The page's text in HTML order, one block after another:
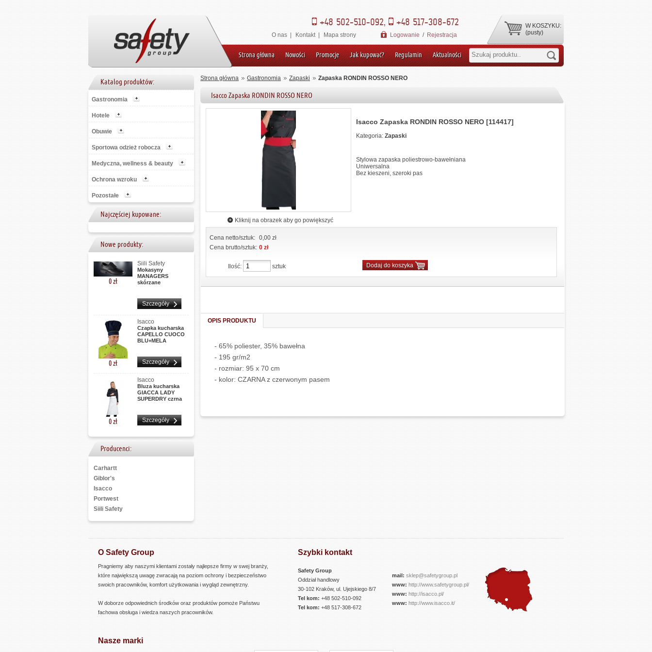
O nas Kontakt| Mapa strony
W KOSZYKU:
(pusty)
Logowanie / Rejestracja
+48 502-510-092, +48 517-308-672
Strona główna Nowości Promocje Jak kupować? Regulamin Aktualności
Katalog produktów:
Gastronomia
Hotele
Obuwie
Sportowa odzież robocza
Medyczna, wellness & beauty
Ochrona wzroku
Pozostałe
Najczęściej kupowane:
Nowe produkty:
0 zł
Siili Safety
Mokasyny
MANAGERS
skórzane
Szczegóły
0 zł
Isacco
Czapka kucharska
CAPELLO CUOCO
BLU+MELA
Szczegóły
0 zł
Isacco
Bluza kucharska
GIACCA LADY
SUPERDRY czrna
Szczegóły
Producenci:
Carhartt
Giblor's
Isacco
Portwest
Siili Safety
Strona główna Gastronomia Zapaski Zapaska RONDIN ROSSO NERO
Isacco Zapaska RONDIN ROSSO NERO
Kliknij na obrazek aby go powiększyć
Isacco Zapaska RONDIN ROSSO NERO [114417]
Kategoria: Zapaski
Stylowa zapaska poliestrowo-bawełniana
Uniwersalna
Bez kieszeni, szeroki pas
Cena netto/sztuk: 0,00 zł
Cena brutto/sztuk: 0 zł
Ilość: sztuk
OPIS PRODUKTU
- 65% poliester, 35% bawełna
- 195 gr/m2
- rozmiar: 95 x 70 cm
- kolor: CZARNA z czerwonym pasem
O Safety Group Szybki kontakt
Pragniemy aby naszymi klientami zostały najlepsze firmy w swej branży,
które największą uwagę zwracają na poziom ochrony i bezpieczeństwo
swoich pracowników, komfort użytkowania i wygląd zewnętrzny.
W doborze odpowiednich środków oraz produktów pomoże Państwu
fachowa obsługa i wiedza naszych pracowników.
Safety Group
Oddział handlowy
30-102 Kraków, ul. Ujejskiego 8/7
Tel kom: +48 502-510-092
Tel kom: +48 517-308-672
mail: sklep@safetygroup.pl
www: http://www.safetygroup.pl/
www: http://isacco.pl/
www: http://www.isacco.it/
Nasze marki